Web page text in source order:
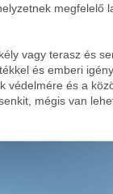
megfelelő
vagy terasz és
és emberi
védelmére és a
mégis van